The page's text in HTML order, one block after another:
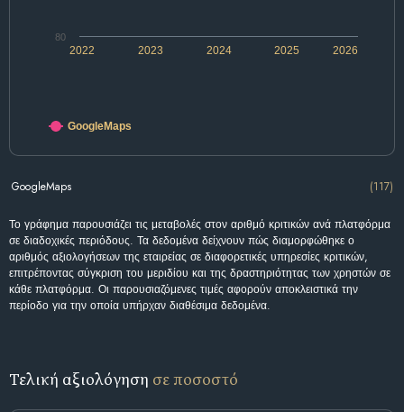
2022 2024 2026
2023 2025
80
GoogleMaps
GoogleMaps (117)
Το γράφημα παρουσιάζει τις μεταβολές στον αριθμό κριτικών ανά πλατφόρμα
σε διαδοχικές περιόδους. Τα δεδομένα δείχνουν πώς διαμορφώθηκε ο
αριθμός αξιολογήσεων της εταιρείας σε διαφορετικές υπηρεσίες κριτικών,
επιτρέποντας σύγκριση του μεριδίου και της δραστηριότητας των χρηστών σε
κάθε πλατφόρμα. Οι παρουσιαζόμενες τιμές αφορούν αποκλειστικά την
περίοδο για την οποία υπήρχαν διαθέσιμα δεδομένα.
Τελική αξιολόγηση σε ποσοστό